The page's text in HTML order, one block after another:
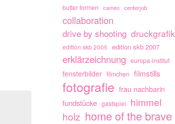
butter formen cameo centerjob
collaboration
drive by shooting druckgrafik
edition skb 2005 edition skb 2007
erklärzeichnung europa-institut
fensterbilder filmchen filmstills
fotografie frau nachbarin
fundstücke gastspiel
himmel
holz home of the brave